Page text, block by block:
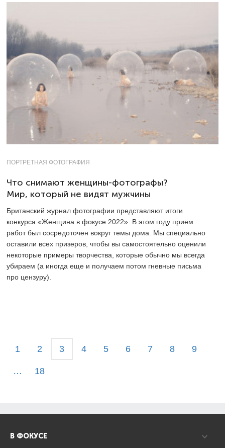
ПОРТРЕТНАЯ ФОТОГРАФИЯ
Что снимают женщины-фотографы?
Мир, который не видят мужчины
Британский журнал фотографии представляют итоги
конкурса «Женщина в фокусе 2022». В этом году прием
работ был сосредоточен вокруг темы дома. Мы специально
оставили всех призеров, чтобы вы самостоятельно оценили
некоторые примеры творчества, которые обычно мы всегда
убираем (а иногда еще и получаем потом гневные письма
про цензуру).
1 2 3 4 5 6 7 8 9
… 18
В ФОКУСЕ